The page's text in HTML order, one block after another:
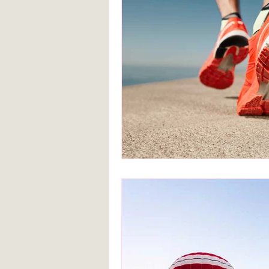
Blanca de la Torre Fernández
Deberes escolares empatía
angustia Desarrollo infantil